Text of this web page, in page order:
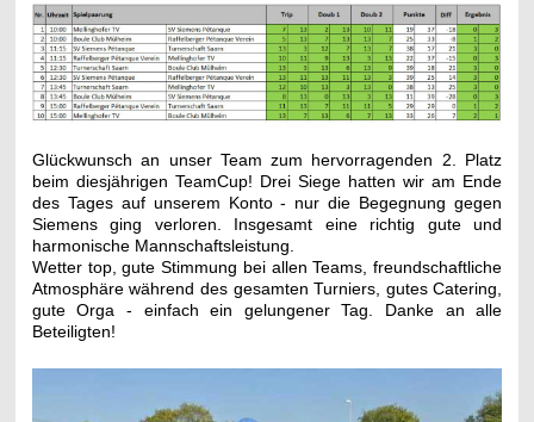
Glückwunsch an unser Team zum hervorragenden 2. Platz
beim diesjährigen TeamCup! Drei Siege hatten wir am Ende
des Tages auf unserem Konto - nur die Begegnung gegen
Siemens ging verloren. Insgesamt eine richtig gute und
harmonische Mannschaftsleistung.
Wetter top, gute Stimmung bei allen Teams, freundschaftliche
Atmosphäre während des gesamten Turniers, gutes Catering,
gute Orga - einfach ein gelungener Tag. Danke an alle
Beteiligten!